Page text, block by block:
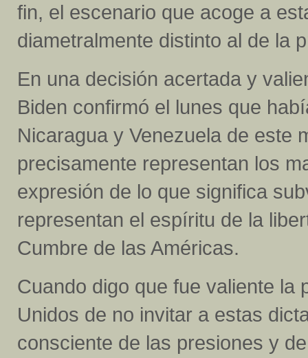
fin, el escenario que acoge a
diametralmente distinto al de la
En una decisión acertada y
Biden confirmó el lunes que
Nicaragua y Venezuela de este
precisamente representan los
expresión de lo que significa
representan el espíritu de la
Cumbre de las Américas.
Cuando digo que fue valiente la
Unidos de no invitar a estas
consciente de las presiones y